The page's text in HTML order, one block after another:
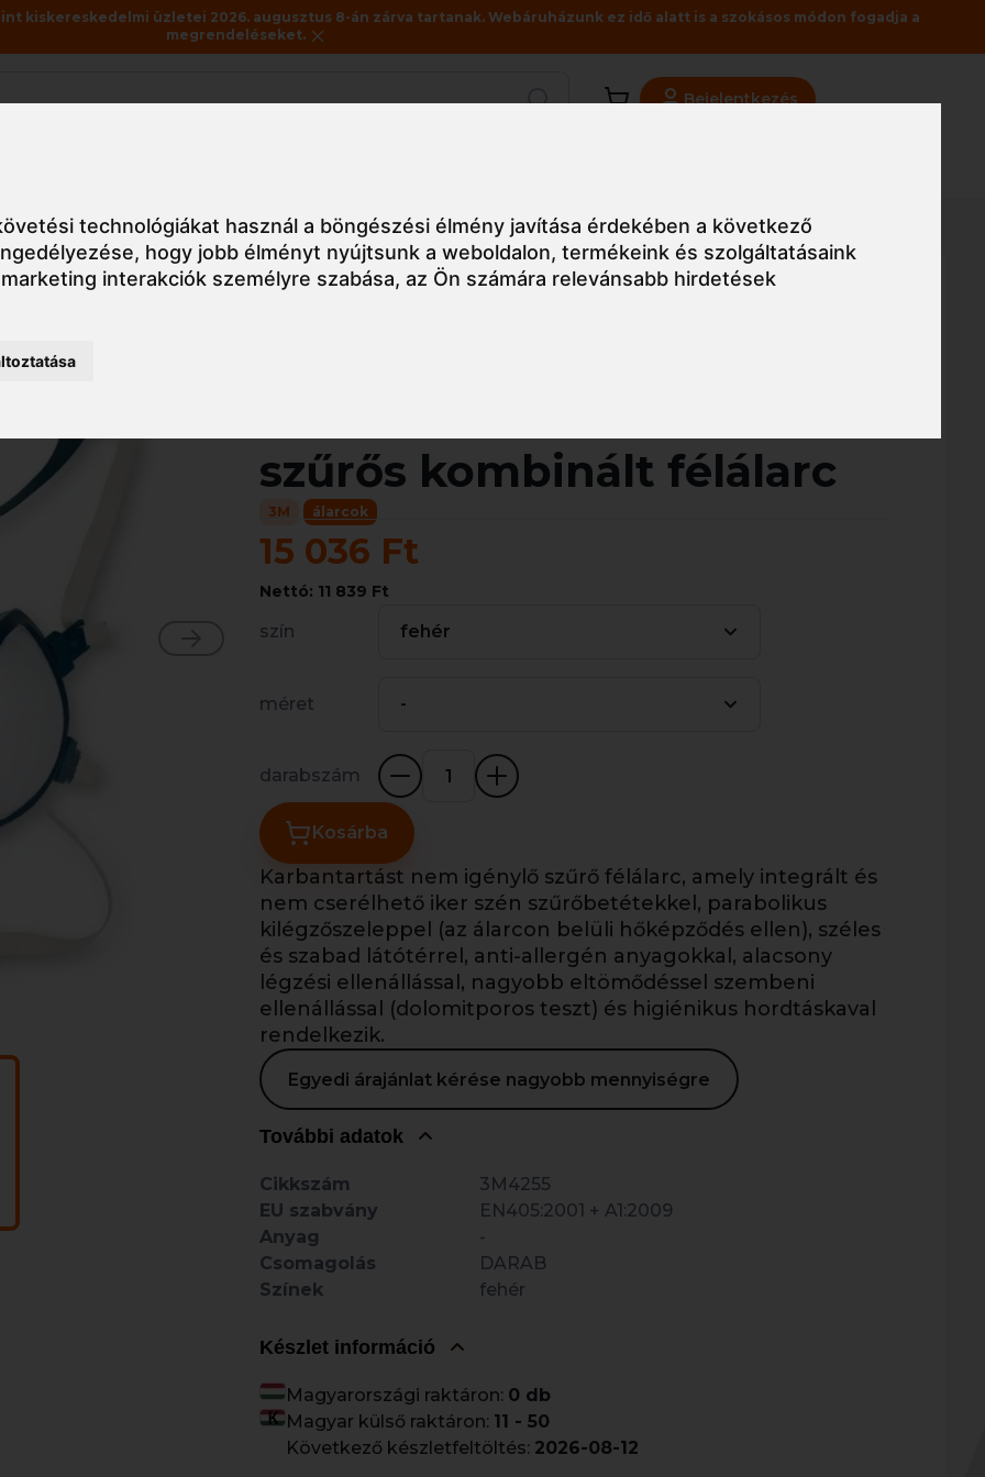
technológiákat használ a böngészési élmény javítása érdekében a következő
, hogy jobb élményt nyújtsunk a weboldalon,termékeink és szolgáltatásaink
interakciók személyre szabása,az Ön számára relevánsabb hirdetések
kiskereskedelmi üzletei 2026. augusztus 8-án zárva tartanak. Webáruházunk ez idő alatt is a szokásos módon fogadja a
megrendeléseket.
Bejelentkezés
3M4255 FFA2P3RD fix szűrős kombinált félálarc
szűrős kombinált félálarc
3M álarcok
15 036 Ft
Nettó: 11 839 Ft
szín fehér
méret -
darabszám
Kosárba
Karbantartást nem igénylő szűrő félálarc, amely integrált és
nem cserélhető iker szén szűrőbetétekkel, parabolikus
kilégzőszeleppel (az álarcon belüli hőképződés ellen), széles
és szabad látótérrel, anti-allergén anyagokkal, alacsony
légzési ellenállással, nagyobb eltömődéssel szembeni
ellenállással (dolomitporos teszt) és higiénikus hordtáskaval
rendelkezik.
Egyedi árajánlat kérése nagyobb mennyiségre
További adatok
Cikkszám
3M4255
EU szabvány
EN405:2001 + A1:2009
Anyag
-
Csomagolás
DARAB
Színek
fehér
Készlet információ
Magyarországi raktáron: 0 db
Magyar külső raktáron: 11 - 50
Következő készletfeltöltés: 2026-08-12